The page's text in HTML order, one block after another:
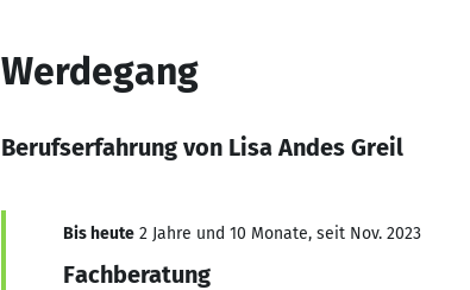
Werdegang
Berufserfahrung von Lisa Andes Greil
Bis heute 2 Jahre und 10 Monate, seit Nov. 2023
Fachberatung